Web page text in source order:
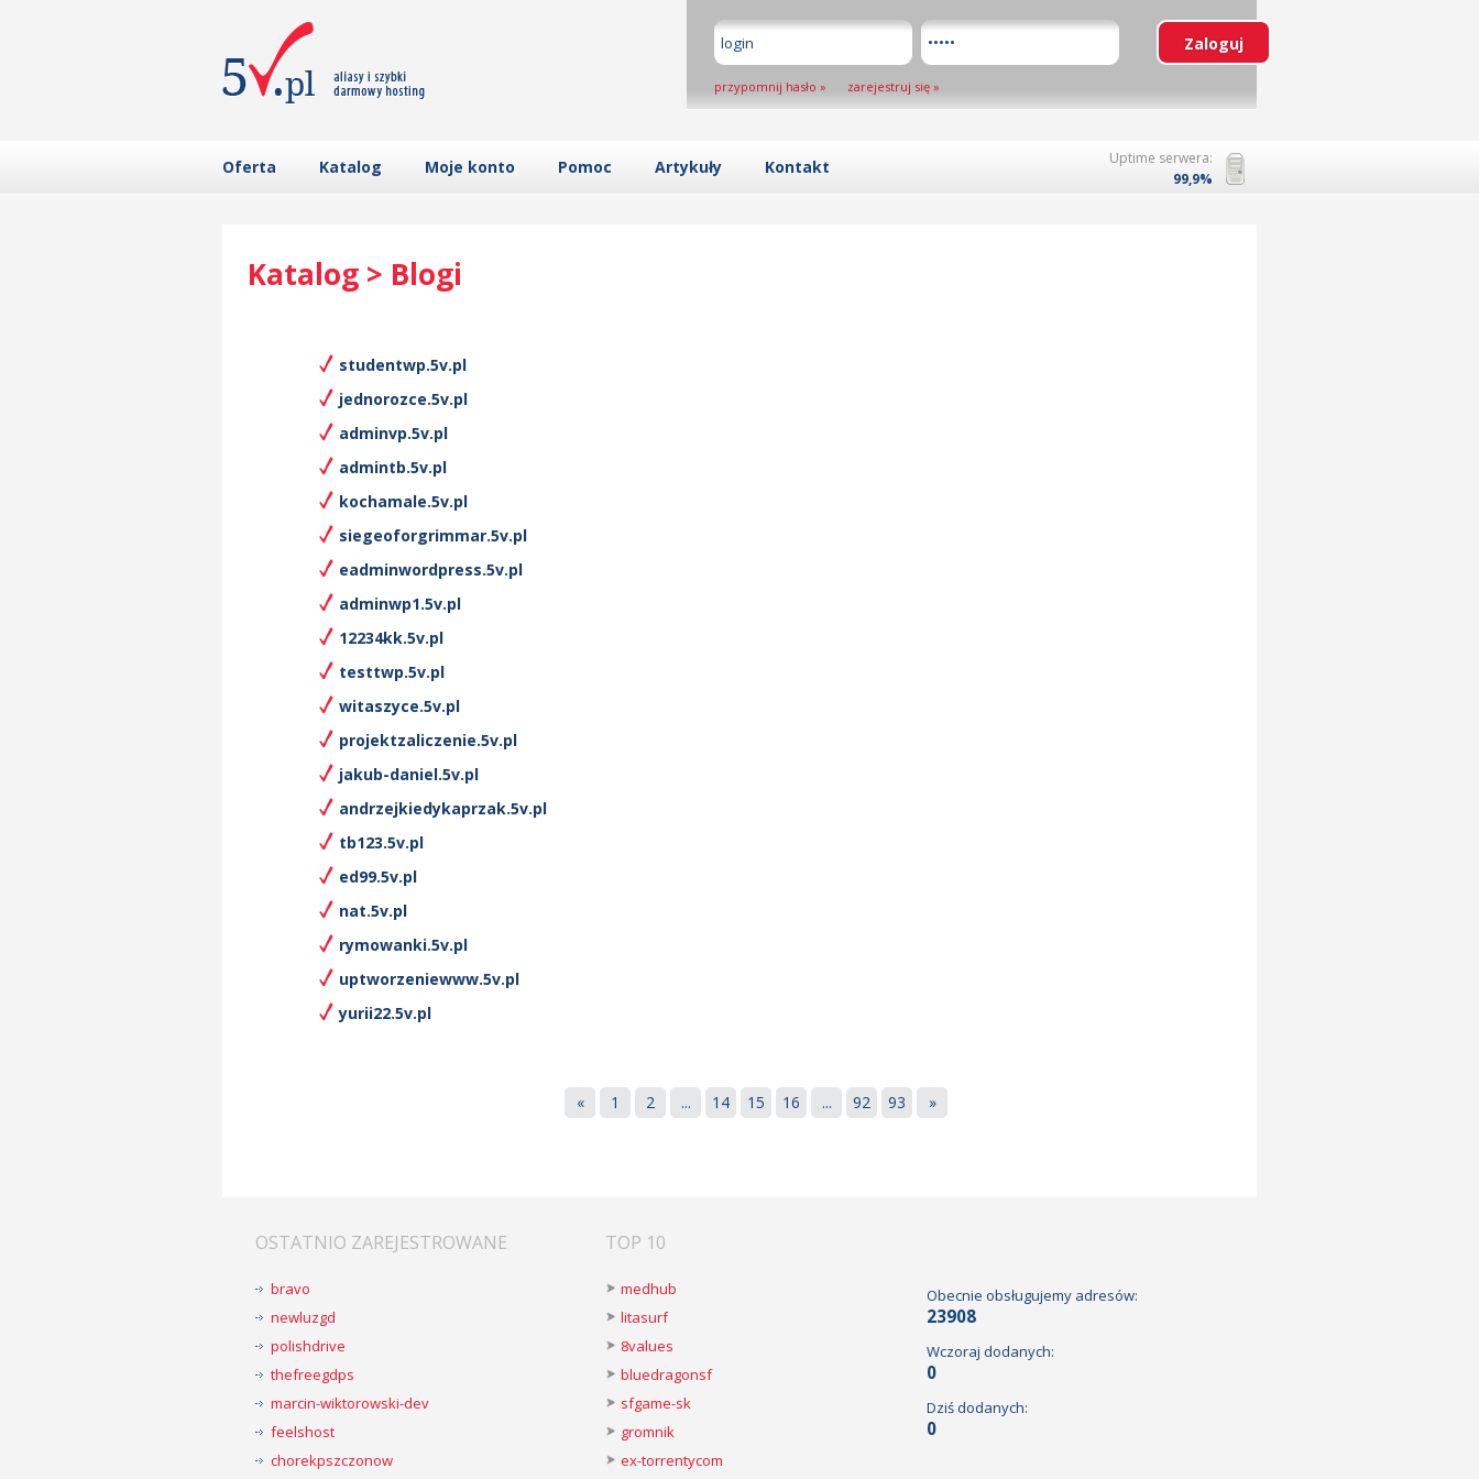
przypomnij hasło » zarejestruj się »
Oferta Katalog Moje konto Pomoc Artykuły Kontakt
Uptime serwera:
99,9%
Katalog > Blogi
studentwp.5v.pl
jednorozce.5v.pl
adminvp.5v.pl
admintb.5v.pl
kochamale.5v.pl
siegeoforgrimmar.5v.pl
eadminwordpress.5v.pl
adminwp1.5v.pl
12234kk.5v.pl
testtwp.5v.pl
witaszyce.5v.pl
projektzaliczenie.5v.pl
jakub-daniel.5v.pl
andrzejkiedykaprzak.5v.pl
tb123.5v.pl
ed99.5v.pl
nat.5v.pl
rymowanki.5v.pl
uptworzeniewww.5v.pl
yurii22.5v.pl
« 1 2 ... 14 15 16 ... 92 93 »
OSTATNIO ZAREJESTROWANE
bravo
newluzgd
polishdrive
thefreegdps
marcin-wiktorowski-dev
feelshost
chorekpszczonow
TOP 10
medhub
litasurf
8values
bluedragonsf
sfgame-sk
gromnik
ex-torrentycom
Obecnie obsługujemy adresów:
23908
Wczoraj dodanych:
0
Dziś dodanych:
0